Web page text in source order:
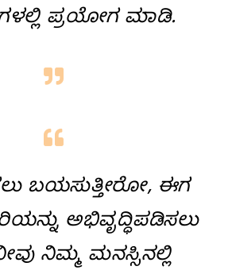
ಪ್ರಯೋಗ ಮಾಡಿ.
ಬಯಸುತ್ತೀರೋ, ಈಗ
ಅಭಿವೃದ್ಧಿಪಡಿಸಲು
ನಿಮ್ಮ ಮನಸ್ಸಿನಲ್ಲಿ